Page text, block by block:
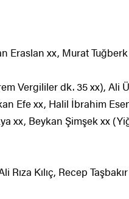
Eraslan xx, Murat
Vergililer dk. 35 xx), Ali
Efe xx, Halil İbrahim
xx, Beykan Şimşek xx
Kılıç, Recep Taşbakır